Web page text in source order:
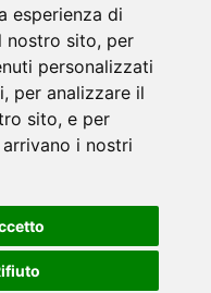
esperienza di
nostro sito, per
personalizzati
per analizzare il
sito, e per
i nostri
il 25 agosto
Collepasso va in scena
e Gabriele Polimeno
con prenotazione e